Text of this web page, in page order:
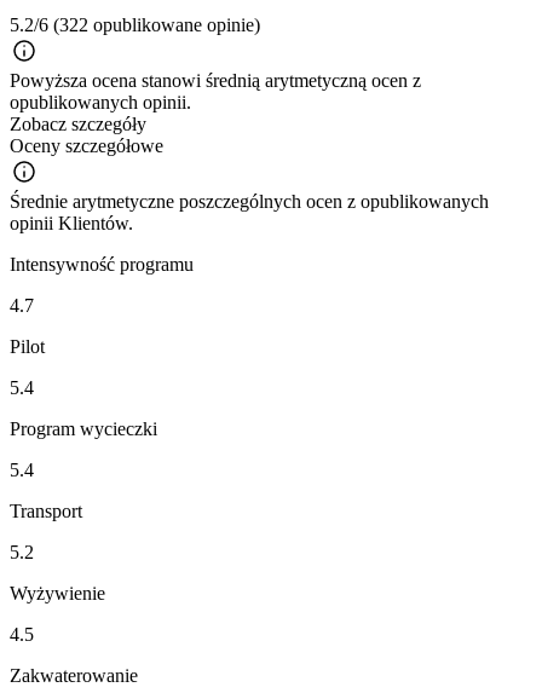
5.2/6 (322 opublikowane opinie)
Powyższa ocena stanowi średnią arytmetyczną ocen z
opublikowanych opinii.
Zobacz szczegóły
Oceny szczegółowe
Średnie arytmetyczne poszczególnych ocen z opublikowanych
opinii Klientów.
Intensywność programu
4.7
Pilot
5.4
Program wycieczki
5.4
Transport
5.2
Wyżywienie
4.5
Zakwaterowanie